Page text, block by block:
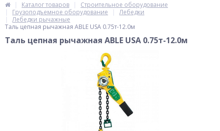
Каталог товаров
Строительное оборудование
Грузоподъемное оборудование
Лебедки
Лебедки рычажные
Таль цепная рычажная ABLE USA 0.75т-12.0м
Таль цепная рычажная ABLE USA 0.75т-12.0м